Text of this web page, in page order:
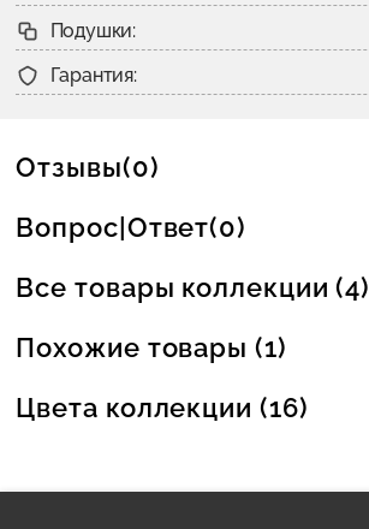
Подушки:
Гарантия:
Отзывы(0)
Вопрос|Ответ(0)
Все товары коллекции (4)
Похожие товары (1)
Цвета коллекции (16)